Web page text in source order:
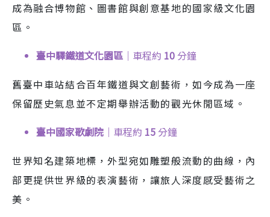
成為融合博物館、圖書館與創意基地的國家級文化園
區。
臺中驛鐵道文化園區 ｜車程約 10 分鐘
舊臺中車站結合百年鐵道與文創藝術，如今成為一座
保留歷史氣息並不定期舉辦活動的觀光休閒區域。
臺中國家歌劇院 ｜車程約 15 分鐘
世界知名建築地標，外型宛如雕塑般流動的曲線，內
部更提供世界級的表演藝術，讓旅人深度感受藝術之
美。